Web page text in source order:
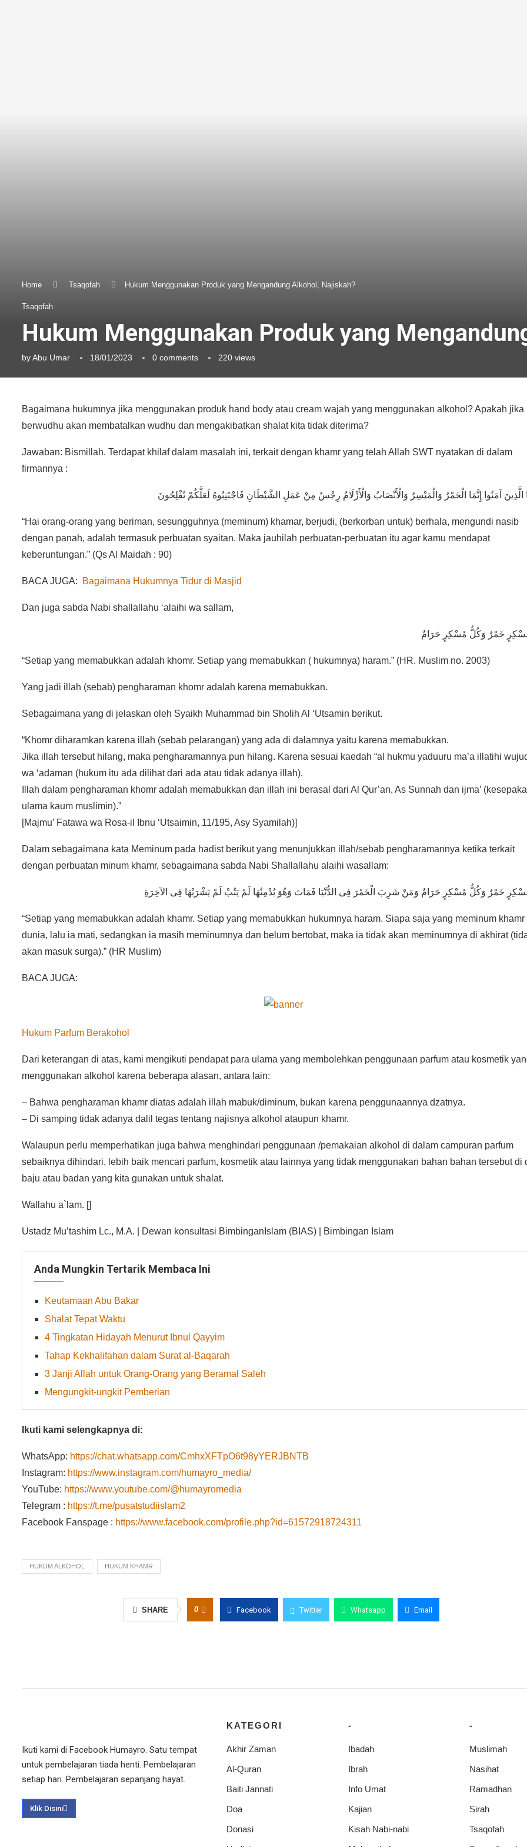
Home Tsaqofah Hukum Menggunakan Produk yang Mengandung Alkohol, Najiskah?
Tsaqofah
Hukum Menggunakan Produk yang
byAbu Umar 18/01/2023 0 comments 220 views
Bagaimana hukumnya jika menggunakan produk hand body atau cream wajah yang menggunakan alkohol? Apakah jika
berwudhu akan membatalkan wudhu dan mengakibatkan shalat kita tidak diterima?
Jawaban: Bismillah. Terdapat khilaf dalam masalah ini, terkait dengan khamr yang telah Allah SWT nyatakan di dalam
firmannya :
الَّذِينَ آمَنُوا إِنَّمَا الْخَمْرُ وَالْمَيْسِرُ وَالْأَنْصَابُ وَالْأَزْلَامُ رِجْسٌ مِنْ عَمَلِ الشَّيْطَانِ فَاجْتَنِبُوهُ لَعَلَّكُمْ تُفْلِحُونَ
“Hai orang-orang yang beriman, sesungguhnya (meminum) khamar, berjudi, (berkorban untuk) berhala, mengundi nasib
dengan panah, adalah termasuk perbuatan syaitan. Maka jauhilah perbuatan-perbuatan itu agar kamu mendapat
keberuntungan.” (Qs Al Maidah : 90)
BACA JUGA: Bagaimana Hukumnya Tidur di Masjid
Dan juga sabda Nabi shallallahu ‘alaihi wa sallam,
خَمْرٌ وَكُلُّ مُسْكِرٍ حَرَامٌ
“Setiap yang memabukkan adalah khomr. Setiap yang memabukkan ( hukumnya) haram.” (HR. Muslim no. 2003)
Yang jadi illah (sebab) pengharaman khomr adalah karena memabukkan.
Sebagaimana yang di jelaskan oleh Syaikh Muhammad bin Sholih Al ‘Utsamin berikut.
“Khomr diharamkan karena illah (sebab pelarangan) yang ada di dalamnya yaitu karena memabukkan.
Jika illah tersebut hilang, maka pengharamannya pun hilang. Karena sesuai kaedah “al hukmu yaduuru ma’a illatihi
wa ‘adaman (hukum itu ada dilihat dari ada atau tidak adanya illah).
Illah dalam pengharaman khomr adalah memabukkan dan illah ini berasal dari Al Qur’an, As Sunnah dan ijma’
ulama kaum muslimin).”
[Majmu’ Fatawa wa Rosa-il Ibnu ‘Utsaimin, 11/195, Asy Syamilah)]
Dalam sebagaimana kata Meminum pada hadist berikut yang menunjukkan illah/sebab pengharamannya ketika terkait
dengan perbuatan minum khamr, sebagaimana sabda Nabi Shallallahu alaihi wasallam:
خَمْرٌ وَكُلُّ مُسْكِرٍ حَرَامٌ وَمَنْ شَرِبَ الْخَمْرَ فِى الدُّنْيَا فَمَاتَ وَهُوَ يُدْمِنُهَا لَمْ يَتُبْ لَمْ يَشْرَبْهَا فِى الآخِرَةِ
“Setiap yang memabukkan adalah khamr. Setiap yang memabukkan hukumnya haram. Siapa saja yang meminum khamr
dunia, lalu ia mati, sedangkan ia masih meminumnya dan belum bertobat, maka ia tidak akan meminumnya di akhirat
akan masuk surga).” (HR Muslim)
BACA JUGA:
Hukum Parfum Berakohol
Dari keterangan di atas, kami mengikuti pendapat para ulama yang membolehkan penggunaan parfum atau kosmetik
menggunakan alkohol karena beberapa alasan, antara lain:
– Bahwa pengharaman khamr diatas adalah illah mabuk/diminum, bukan karena penggunaannya dzatnya.
– Di samping tidak adanya dalil tegas tentang najisnya alkohol ataupun khamr.
Walaupun perlu memperhatikan juga bahwa menghindari penggunaan /pemakaian alkohol di dalam campuran parfum
sebaiknya dihindari, lebih baik mencari parfum, kosmetik atau lainnya yang tidak menggunakan bahan bahan tersebut di
baju atau badan yang kita gunakan untuk shalat.
Wallahu a`lam. []
Ustadz Mu’tashim Lc., M.A. | Dewan konsultasi BimbinganIslam (BIAS) | Bimbingan Islam
Anda Mungkin Tertarik Membaca Ini
Keutamaan Abu Bakar
Shalat Tepat Waktu
4 Tingkatan Hidayah Menurut Ibnul Qayyim
Tahap Kekhalifahan dalam Surat al-Baqarah
3 Janji Allah untuk Orang-Orang yang Beramal Saleh
Mengungkit-ungkit Pemberian
Ikuti kami selengkapnya di:
WhatsApp: https://chat.whatsapp.com/CmhxXFTpO6t98yYERJBNTB
Instagram: https://www.instagram.com/humayro_media/
YouTube: https://www.youtube.com/@humayromedia
Telegram : https://t.me/pusatstudiislam2
Facebook Fanspage : https://www.facebook.com/profile.php?id=61572918724311
HUKUM ALKOHOL HUKUM KHAMR
SHARE 0 Facebook Twitter Whatsapp Email
Ikuti kami di Facebook Humayro. Satu tempat
untuk pembelajaran tiada henti. Pembelajaran
setiap hari. Pembelajaran sepanjang hayat.
Klik Disini
KATEGORI
Akhir Zaman
Al-Quran
Baiti Jannati
Doa
Donasi
-
Ibadah
Ibrah
Info Umat
Kajian
Kisah Nabi-nabi
-
Muslimah
Nasihat
Ramadhan
Sirah
Tsaqofah